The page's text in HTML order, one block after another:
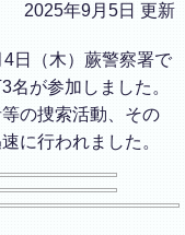
2025年9月5日 更新
日（木）蕨警察署で
が参加しました。
の捜索活動、その
に行われました。